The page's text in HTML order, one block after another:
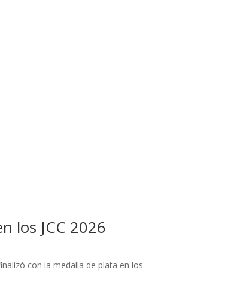
los JCC 2026
con la medalla de plata en los